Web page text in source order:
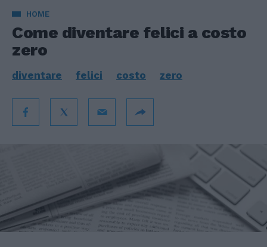
HOME
Come diventare felici a costo
zero
diventare felici costo zero